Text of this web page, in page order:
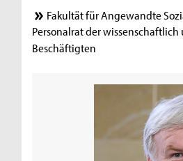
Fakultät für Angewandte
Personalrat der
Beschäftigten